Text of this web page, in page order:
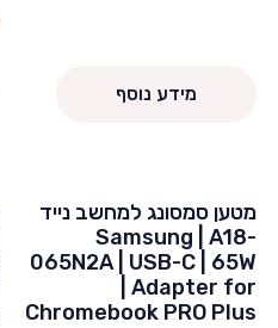
מידע נוסף
מטען סמסונג למחשב נייד
Samsung | A18-
065N2A | USB-C | 65W
| Adapter for
Chromebook PRO Plus